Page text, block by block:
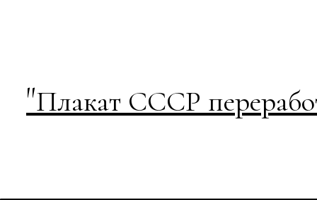
"Плакат СССР